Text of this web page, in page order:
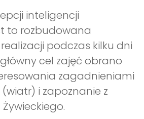
inteligencji
to rozbudowana
podczas kilku dni
cel zajęć obrano
zagadnieniami
i zapoznanie z